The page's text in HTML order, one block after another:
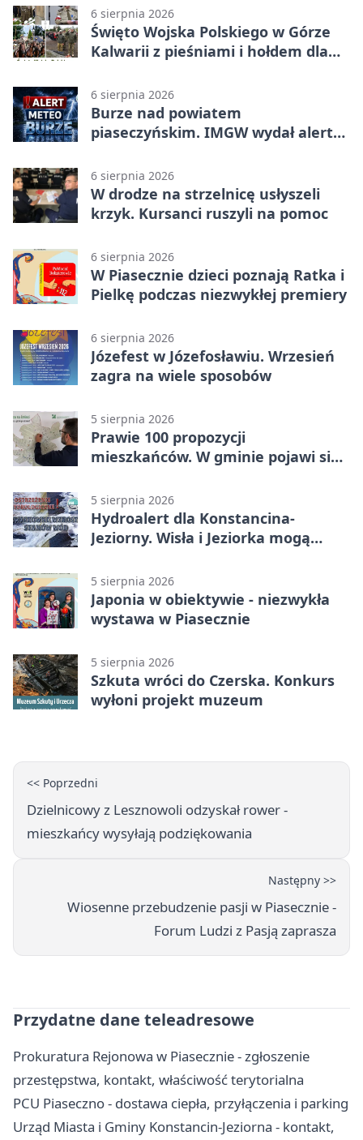
6 sierpnia 2026
Święto Wojska Polskiego w Górze
Kalwarii z pieśniami i hołdem dla
6 sierpnia 2026
Burze nad powiatem
piaseczyńskim. IMGW wydał alert
6 sierpnia 2026
W drodze na strzelnicę usłyszeli
krzyk. Kursanci ruszyli na pomoc
6 sierpnia 2026
W Piasecznie dzieci poznają Ratka i
Pielkę podczas niezwykłej premiery
6 sierpnia 2026
Józefest w Józefosławiu. Wrzesień
zagra na wiele sposobów
5 sierpnia 2026
Prawie 100 propozycji
mieszkańców. W gminie pojawi się
5 sierpnia 2026
Hydroalert dla Konstancina-
Jeziorny. Wisła i Jeziorka mogą
5 sierpnia 2026
Japonia w obiektywie - niezwykła
wystawa w Piasecznie
5 sierpnia 2026
Szkuta wróci do Czerska. Konkurs
wyłoni projekt muzeum
<< Poprzedni
Dzielnicowy z Lesznowoli odzyskał rower -
mieszkańcy wysyłają podziękowania
Następny >>
Wiosenne przebudzenie pasji w Piasecznie -
Forum Ludzi z Pasją zaprasza
Przydatne dane teleadresowe
Prokuratura Rejonowa w Piasecznie - zgłoszenie
przestępstwa, kontakt, właściwość terytorialna
PCU Piaseczno - dostawa ciepła, przyłączenia i parking
Urząd Miasta i Gminy Konstancin-Jeziorna - kontakt,